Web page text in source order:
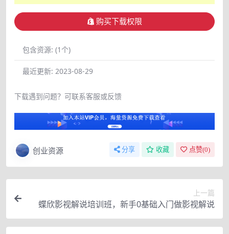
购买下载权限
包含资源: (1个)
最近更新: 2023-08-29
下载遇到问题？可联系客服或反馈
创业资源 分享 收藏 点赞(0)
上一篇
蝶欣影视解说培训班，新手0基础入门做影视解说